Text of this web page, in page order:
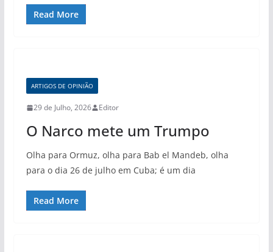
Read More
ARTIGOS DE OPINIÃO
29 de Julho, 2026 Editor
O Narco mete um Trumpo
Olha para Ormuz, olha para Bab el Mandeb, olha
para o dia 26 de julho em Cuba; é um dia
Read More